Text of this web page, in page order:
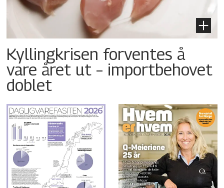
Kyllingkrisen forventes å
vare året ut – importbehovet
doblet